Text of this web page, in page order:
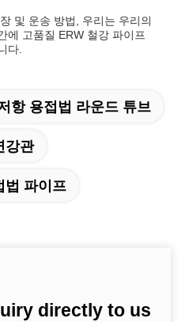
및 운송 방법, 우리는 우리의
에 고품질 ERW 철강 파이프
다.
항 용접법 라운드 튜브
강관
법 파이프
directly to us